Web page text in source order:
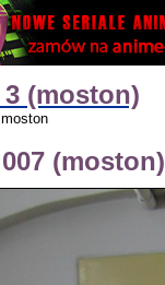
(moston)
moston
(moston)